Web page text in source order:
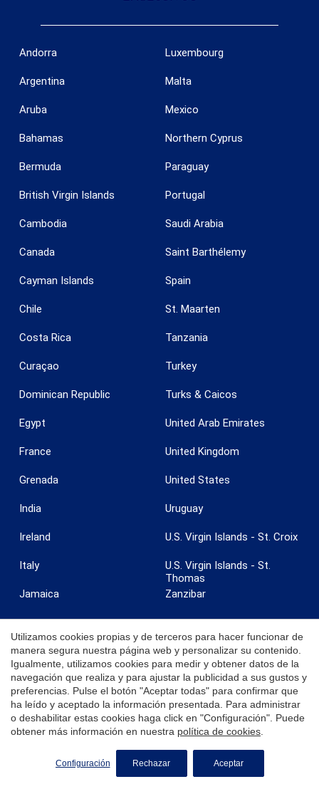
Andorra
Argentina
Aruba
Bahamas
Bermuda
British Virgin Islands
Cambodia
Canada
Cayman Islands
Chile
Costa Rica
Curaçao
Dominican Republic
Egypt
France
Grenada
India
Ireland
Italy
Jamaica
Luxembourg
Malta
Mexico
Northern Cyprus
Paraguay
Portugal
Saudi Arabia
Saint Barthélemy
Spain
St. Maarten
Tanzania
Turkey
Turks & Caicos
United Arab Emirates
United Kingdom
United States
Uruguay
U.S. Virgin Islands - St. Croix
U.S. Virgin Islands - St.
Thomas
Zanzibar
© 2026 Coldwell Banker. Todos los derechos reservados. Coldwell
Banker y los logotipos de Coldwell Banker son marcas registradas de
Coldwell Banker Real Estate LLC. Cada oficina es independiente y
opera de manera independiente.
Utilizamos cookies propias y de terceros para hacer funcionar de
manera segura nuestra página web y personalizar su contenido.
Igualmente, utilizamos cookies para medir y obtener datos de la
navegación que realiza y para ajustar la publicidad a sus gustos y
preferencias. Pulse el botón "Aceptar todas" para confirmar que
ha leído y aceptado la información presentada. Para administrar
o deshabilitar estas cookies haga click en "Configuración". Puede
obtener más información en nuestra política de cookies
Configuración Rechazar Aceptar
Guardar configuración Aceptar todas